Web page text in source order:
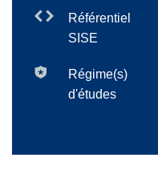
Référentiel
SISE
Régime(s)
d'études